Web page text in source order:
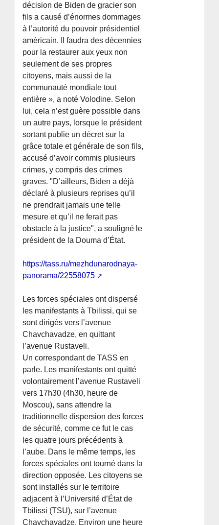
décision de Biden de gracier son
fils a causé d’énormes dommages
à l’autorité du pouvoir présidentiel
américain. Il faudra des décennies
pour la restaurer aux yeux non
seulement de ses propres
citoyens, mais aussi de la
communauté mondiale tout
entière », a noté Volodine. Selon
lui, cela n’est guère possible dans
un autre pays, lorsque le président
sortant publie un décret sur la
grâce totale et générale de son fils,
accusé d’avoir commis plusieurs
crimes, y compris des crimes
graves. "D’ailleurs, Biden a déjà
déclaré à plusieurs reprises qu’il
ne prendrait jamais une telle
mesure et qu’il ne ferait pas
obstacle à la justice", a souligné le
président de la Douma d’État.
https://tass.ru/mezhdunarodnaya-
panorama/22558075
Les forces spéciales ont dispersé
les manifestants à Tbilissi, qui se
sont dirigés vers l’avenue
Chavchavadze, en quittant
l’avenue Rustaveli.
Un correspondant de TASS en
parle. Les manifestants ont quitté
volontairement l’avenue Rustaveli
vers 17h30 (4h30, heure de
Moscou), sans attendre la
traditionnelle dispersion des forces
de sécurité, comme ce fut le cas
les quatre jours précédents à
l’aube. Dans le même temps, les
forces spéciales ont tourné dans la
direction opposée. Les citoyens se
sont installés sur le territoire
adjacent à l’Université d’État de
Tbilissi (TSU), sur l’avenue
Chavchavadze. Environ une heure